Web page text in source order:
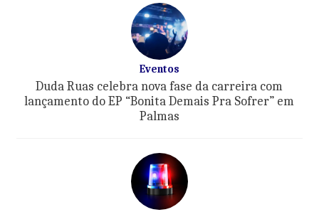
Eventos
Duda Ruas celebra nova fase da carreira com
lançamento do EP “Bonita Demais Pra Sofrer” em
Palmas